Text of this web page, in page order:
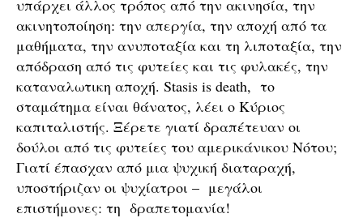
υπάρχει άλλος τρόπος από την ακινησία, την
ακινητοποίηση: την απεργία, την αποχή από τα
μαθήματα, την ανυποταξία και τη λιποταξία, την
απόδραση από τις φυτείες και τις φυλακές, την
καταναλωτικη αποχή. Stasis is death, το
σταμάτημα είναι θάνατος, λέει ο Κύριος
καπιταλιστής. Ξέρετε γιατί δραπέτευαν οι
δούλοι από τις φυτείες του αμερικάνικου Νότου;
Γιατί έπασχαν από μια ψυχική διαταραχή,
υποστήριζαν οι ψυχίατροι – μεγάλοι
επιστήμονες: τη δραπετομανία!